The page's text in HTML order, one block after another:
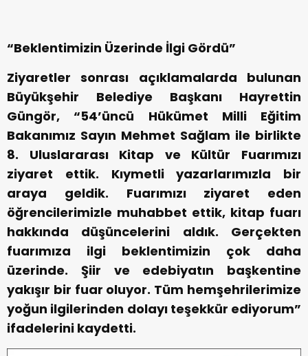
“Beklentimizin Üzerinde İlgi Gördü”
Ziyaretler sonrası açıklamalarda bulunan
Büyükşehir Belediye Başkanı Hayrettin
Güngör, “54’üncü Hükümet Milli Eğitim
Bakanımız Sayın Mehmet Sağlam ile birlikte
8. Uluslararası Kitap ve Kültür Fuarımızı
ziyaret ettik. Kıymetli yazarlarımızla bir
araya geldik. Fuarımızı ziyaret eden
öğrencilerimizle muhabbet ettik, kitap fuarı
hakkında düşüncelerini aldık. Gerçekten
fuarımıza ilgi beklentimizin çok daha
üzerinde. Şiir ve edebiyatın başkentine
yakışır bir fuar oluyor. Tüm hemşehrilerimize
yoğun ilgilerinden dolayı teşekkür ediyorum”
ifadelerini kaydetti.